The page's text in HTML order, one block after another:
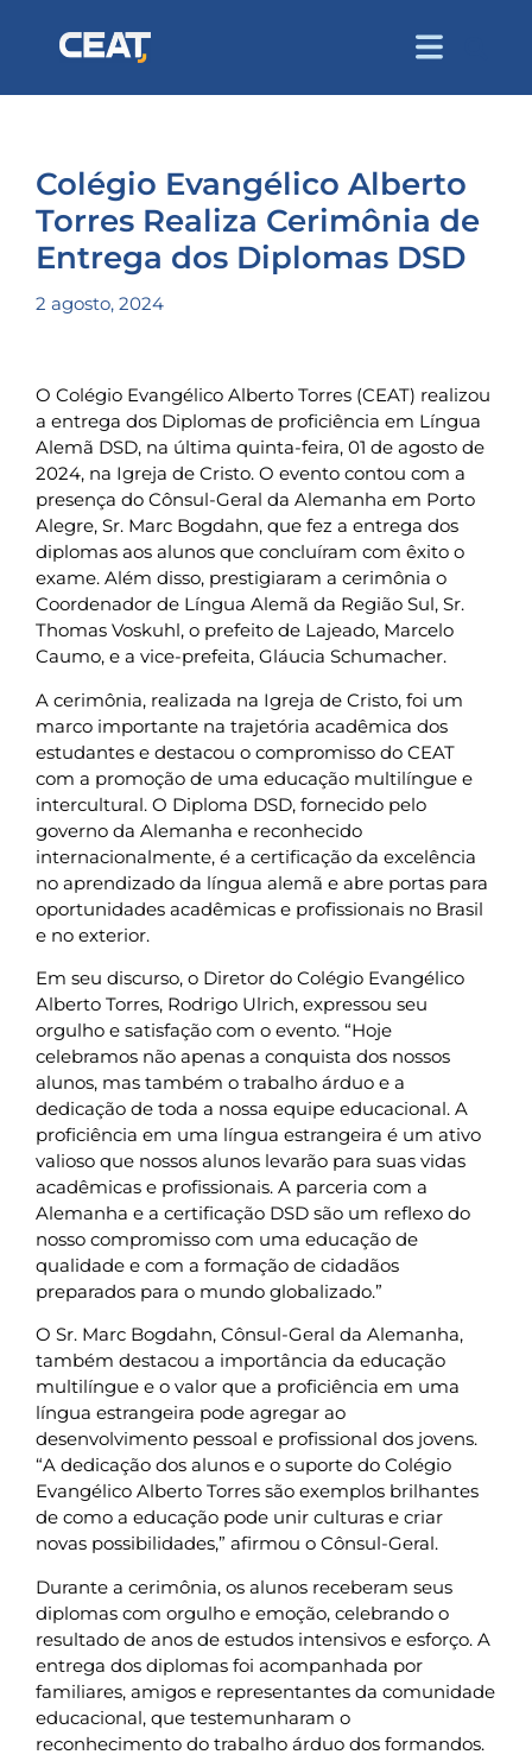
Colégio Evangélico Alberto
Torres Realiza Cerimônia de
Entrega dos Diplomas DSD
2 agosto, 2024
O Colégio Evangélico Alberto Torres (CEAT) realizou
a entrega dos Diplomas de proficiência em Língua
Alemã DSD, na última quinta-feira, 01 de agosto de
2024, na Igreja de Cristo. O evento contou com a
presença do Cônsul-Geral da Alemanha em Porto
Alegre, Sr. Marc Bogdahn, que fez a entrega dos
diplomas aos alunos que concluíram com êxito o
exame. Além disso, prestigiaram a cerimônia o
Coordenador de Língua Alemã da Região Sul, Sr.
Thomas Voskuhl, o prefeito de Lajeado, Marcelo
Caumo, e a vice-prefeita, Gláucia Schumacher.
A cerimônia, realizada na Igreja de Cristo, foi um
marco importante na trajetória acadêmica dos
estudantes e destacou o compromisso do CEAT
com a promoção de uma educação multilíngue e
intercultural. O Diploma DSD, fornecido pelo
governo da Alemanha e reconhecido
internacionalmente, é a certificação da excelência
no aprendizado da língua alemã e abre portas para
oportunidades acadêmicas e profissionais no Brasil
e no exterior.
Em seu discurso, o Diretor do Colégio Evangélico
Alberto Torres, Rodrigo Ulrich, expressou seu
orgulho e satisfação com o evento. “Hoje
celebramos não apenas a conquista dos nossos
alunos, mas também o trabalho árduo e a
dedicação de toda a nossa equipe educacional. A
proficiência em uma língua estrangeira é um ativo
valioso que nossos alunos levarão para suas vidas
acadêmicas e profissionais. A parceria com a
Alemanha e a certificação DSD são um reflexo do
nosso compromisso com uma educação de
qualidade e com a formação de cidadãos
preparados para o mundo globalizado.”
O Sr. Marc Bogdahn, Cônsul-Geral da Alemanha,
também destacou a importância da educação
multilíngue e o valor que a proficiência em uma
língua estrangeira pode agregar ao
desenvolvimento pessoal e profissional dos jovens.
“A dedicação dos alunos e o suporte do Colégio
Evangélico Alberto Torres são exemplos brilhantes
de como a educação pode unir culturas e criar
novas possibilidades,” afirmou o Cônsul-Geral.
Durante a cerimônia, os alunos receberam seus
diplomas com orgulho e emoção, celebrando o
resultado de anos de estudos intensivos e esforço. A
entrega dos diplomas foi acompanhada por
familiares, amigos e representantes da comunidade
educacional, que testemunharam o
reconhecimento do trabalho árduo dos formandos.